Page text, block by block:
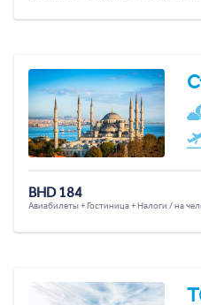
BHD 184
Авиабилеты + Гостиница + Налоги / на